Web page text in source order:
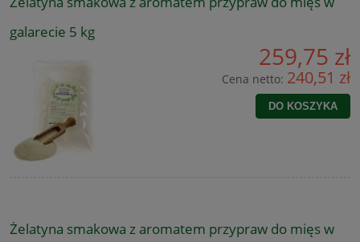
galarecie 5 kg
259,75 zł
Cena netto: 240,51 zł
DO KOSZYKA
Żelatyna smakowa z aromatem przypraw do mięs w